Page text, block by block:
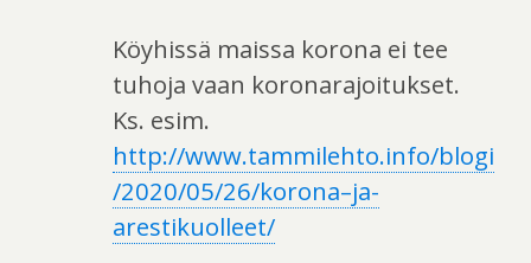
Köyhissä maissa korona ei tee
tuhoja vaan koronarajoitukset.
Ks. esim.
http://www.tammilehto.info/blogi
/2020/05/26/korona–ja-
arestikuolleet/